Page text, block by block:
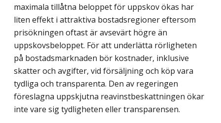
maximala tillåtna beloppet för uppskov ökas har
liten effekt i attraktiva bostadsregioner eftersom
prisökningen oftast är avsevärt högre än
uppskovsbeloppet. För att underlätta rörligheten
på bostadsmarknaden bör kostnader, inklusive
skatter och avgifter, vid försäljning och köp vara
tydliga och transparenta. Den av regeringen
föreslagna uppskjutna reavinstbeskattningen ökar
inte vare sig tydligheten eller transparensen.